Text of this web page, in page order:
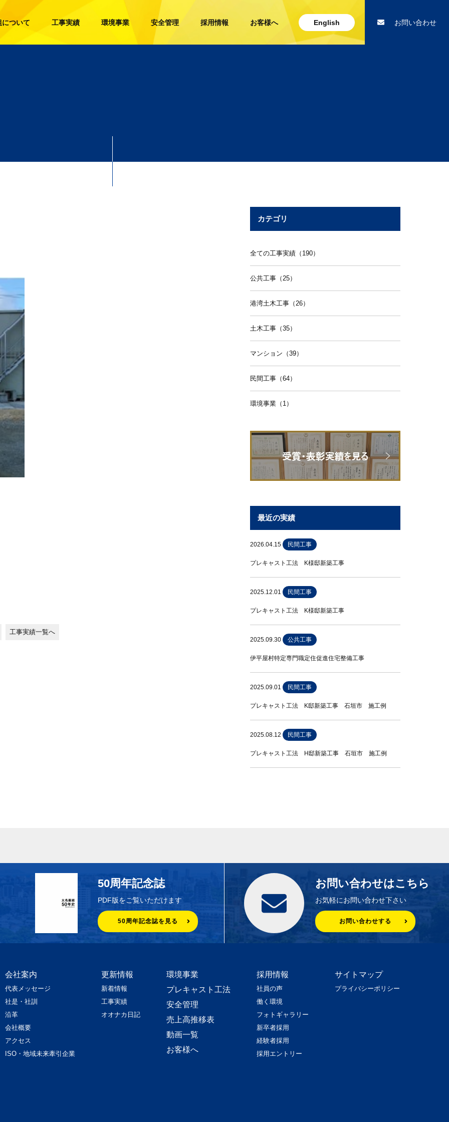
ついて 工事実績 環境事業 安全管理 採用情報 お客様へ English お問い合わせ
工事実績一覧へ
カテゴリ
全ての工事実績（190）
公共工事（25）
港湾土木工事（26）
土木工事（35）
マンション（39）
民間工事（64）
環境事業（1）
最近の実績
2026.04.15 民間工事
プレキャスト工法 K様邸新築工事
2025.12.01 民間工事
プレキャスト工法 K様邸新築工事
2025.09.30 公共工事
伊平屋村特定専門職定住促進住宅整備工事
2025.09.01 民間工事
プレキャスト工法 K邸新築工事 石垣市 施工例
2025.08.12 民間工事
プレキャスト工法 H邸新築工事 石垣市 施工例
50周年記念誌
PDF版をご覧いただけます
50周年記念誌を見る
お問い合わせはこちら
お気軽にお問い合わせ下さい
お問い合わせする
会社案内
代表メッセージ
社是・社訓
沿革
会社概要
アクセス
ISO・地域未来牽引企業
更新情報
新着情報
工事実績
オオナカ日記
環境事業
プレキャスト工法
安全管理
売上高推移表
動画一覧
お客様へ
採用情報
社員の声
働く環境
フォトギャラリー
新卒者採用
経験者採用
採用エントリー
サイトマップ
プライバシーポリシー